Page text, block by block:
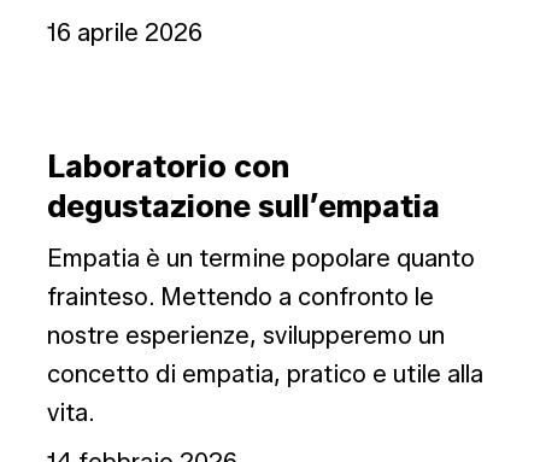
16 aprile 2026
con
degustazione
sull’empatia
Laboratorio con
degustazione sull’empatia
Empatia è un termine popolare quanto
frainteso. Mettendo a confronto le
nostre esperienze, svilupperemo un
concetto di empatia, pratico e utile alla
vita.